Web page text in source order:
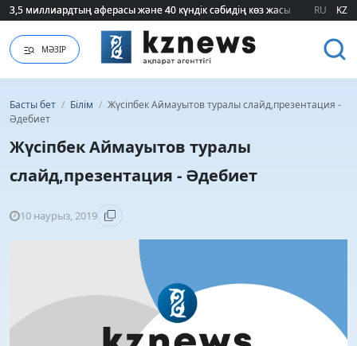
3,5 миллиардтың аферасы және 40 күндік сәбидің көз жасы:
3,5 миллиардтың аферасы және 40 күндік сәбидің көз жасы: RU KZ
МӘЗІР
Басты бет / Білім / Жүсіпбек Аймауытов туралы слайд,презентация -
Әдебиет
Жүсіпбек Аймауытов туралы
слайд,презентация - Әдебиет
10 наурыз, 2019